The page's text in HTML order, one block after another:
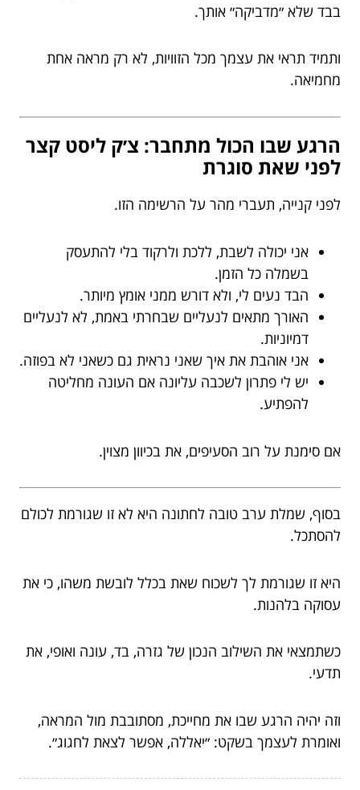
בבד שלא ״מדביקה״ אותך.
ותמיד תראי את עצמך מכל הזוויות, לא רק מראה אחת
מחמיאה.
הרגע שבו הכול מתחבר: צ׳ק ליסט קצר
לפני שאת סוגרת
לפני קנייה, תעברי מהר על הרשימה הזו.
אני יכולה לשבת, ללכת ולרקוד בלי להתעסק
בשמלה כל הזמן.
הבד נעים לי, ולא דורש ממני אומץ מיותר.
האורך מתאים לנעליים שבחרתי באמת, לא לנעליים
דמיוניות.
אני אוהבת את איך שאני נראית גם כשאני לא בפוזה.
יש לי פתרון לשכבה עליונה אם העונה מחליטה
להפתיע.
אם סימנת על רוב הסעיפים, את בכיוון מצוין.
בסוף, שמלת ערב טובה לחתונה היא לא זו שגורמת לכולם
להסתכל.
היא זו שגורמת לך לשכוח שאת בכלל לובשת משהו, כי את
עסוקה בלהנות.
כשתמצאי את השילוב הנכון של גזרה, בד, עונה ואופי, את
תדעי.
וזה יהיה הרגע שבו את מחייכת, מסתובבת מול המראה,
ואומרת לעצמך בשקט: ״יאללה, אפשר לצאת לחגוג״.